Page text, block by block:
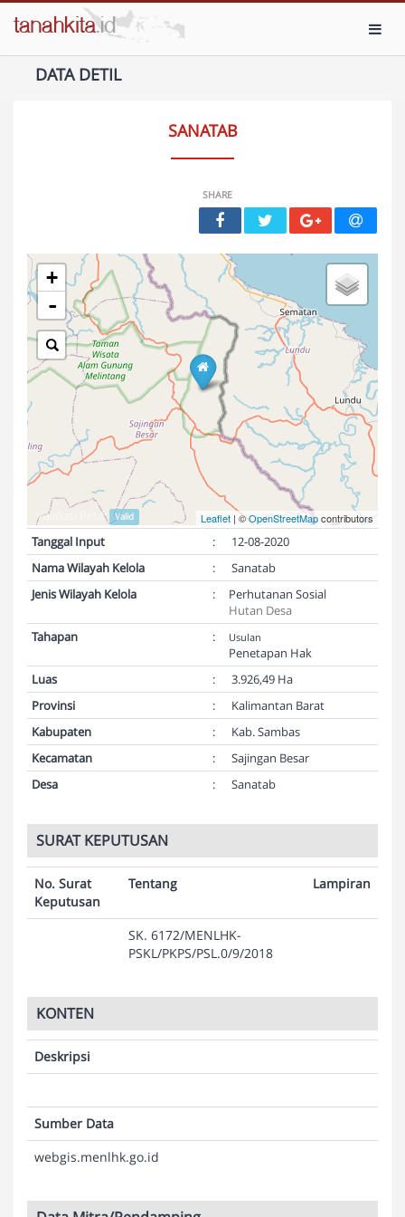
DATA DETIL
SANATAB
SHARE
+
-
Leaflet | ©OpenStreetMapcontributors
Validasi Peta: Valid
Tanggal Input :
12-08-2020
Nama Wilayah Kelola
:
Sanatab
Jenis Wilayah Kelola
:
Perhutanan Sosial
Hutan Desa
Tahapan
: Usulan
Penetapan Hak
Luas
:
3.926,49 Ha
Provinsi
:
Kalimantan Barat
Kabupaten
:
Kab. Sambas
Kecamatan
:
Sajingan Besar
Desa
: Sanatab
SURAT KEPUTUSAN
No. Surat
Keputusan
Tentang Lampiran
SK. 6172/MENLHK-
PSKL/PKPS/PSL.0/9/2018
KONTEN
Deskripsi
Sumber Data
webgis.menlhk.go.id